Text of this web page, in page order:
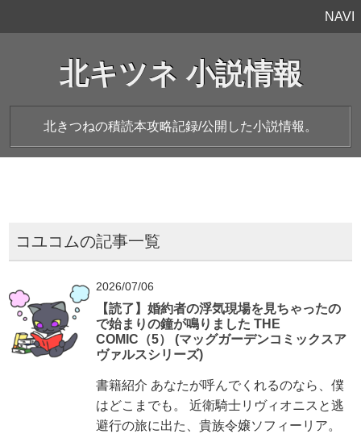
NAVI
北キツネ 小説情報
北きつねの積読本攻略記録/公開した小説情報。
コユコムの記事一覧
2026/07/06
【読了】婚約者の浮気現場を見ちゃったの
で始まりの鐘が鳴りました THE
COMIC（5） (マッグガーデンコミックスア
ヴァルスシリーズ)
書籍紹介 あなたが呼んでくれるのなら、僕
はどこまでも。 近衛騎士リヴィオニスと逃
避行の旅に出た、貴族令嬢ソフィーリア。